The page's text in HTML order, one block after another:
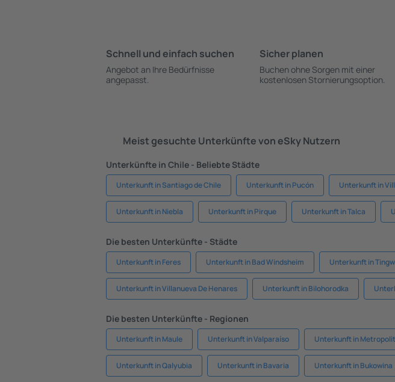
Schnell und einfach suchen
Angebot an Ihre Bedürfnisse
angepasst.
Sicher planen
Buchen ohne Sorgen mit einer
kostenlosen Stornierungsoption.
Meist gesuchte Unterkünfte von eSky Nutzern
Unterkünfte in Chile - Beliebte Städte
Unterkunft in Santiago de Chile Unterkunft in Pucón Unterkunft in
Unterkunft in Niebla Unterkunft in Pirque Unterkunft in Talca
Die besten Unterkünfte - Städte
Unterkunft in Feres Unterkunft in Bad Windsheim Unterkunft in
Unterkunft in Villanueva De Henares Unterkunft in Bilohorodka
Die besten Unterkünfte - Regionen
Unterkunft in Maule Unterkunft in Valparaíso Unterkunft in
Unterkunft in Qalyubia Unterkunft in Bavaria Unterkunft in Bukowina